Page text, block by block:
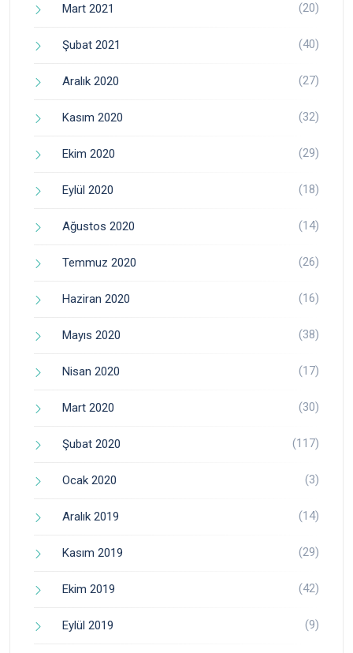
Mart 2021 (20)
Şubat 2021 (40)
Aralık 2020 (27)
Kasım 2020 (32)
Ekim 2020 (29)
Eylül 2020 (18)
Ağustos 2020 (14)
Temmuz 2020 (26)
Haziran 2020 (16)
Mayıs 2020 (38)
Nisan 2020 (17)
Mart 2020 (30)
Şubat 2020 (117)
Ocak 2020 (3)
Aralık 2019 (14)
Kasım 2019 (29)
Ekim 2019 (42)
Eylül 2019 (9)